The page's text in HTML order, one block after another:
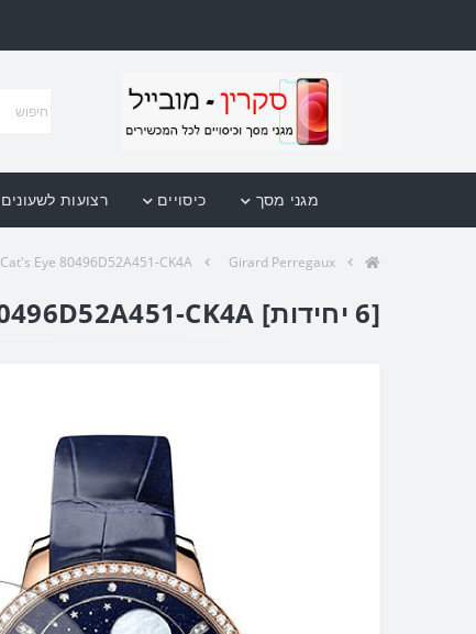
מגני מסך כיסויים רצועות
Girard Perregaux
Eye 80496D52A451-CK4A
[6 יחידות] Girard Perregaux Cat's Eye 80496D52A451-CK4A מגן מסך הידרוג'ל שקוף (סיליקון) לשעון